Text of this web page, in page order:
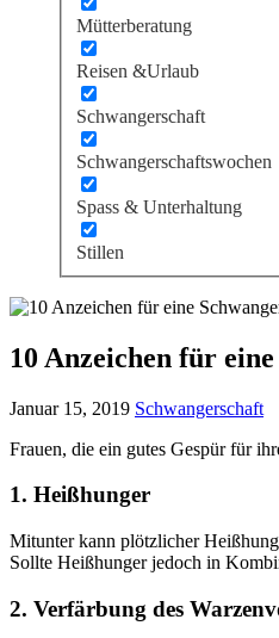
Mütterberatung
Reisen &Urlaub
Schwangerschaft
Schwangerschaftswochen
Spass & Unterhaltung
Stillen
10 Anzeichen für
Januar 15, 2019 Schwangerschaft
Frauen, die ein gutes Gespür für
1. Heißhunger
Mitunter kann plötzlicher
Sollte Heißhunger jedoch in
2. Verfärbung des